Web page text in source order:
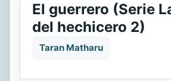
El guerrero (Serie
del hechicero 2)
Taran Matharu